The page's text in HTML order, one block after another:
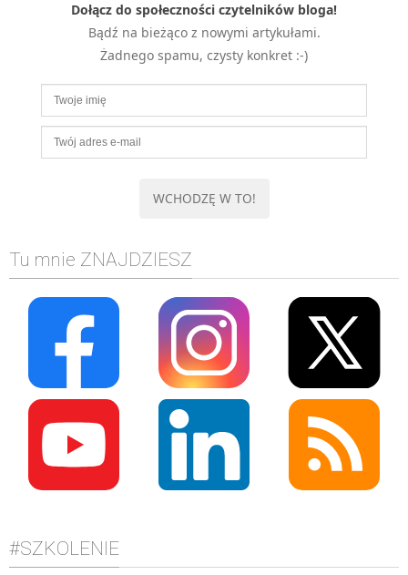
MOBILE
Android
BAZY
TESTOWANIE
EXCEL
WYDARZENIA
PO GODZINACH
KONTAKT
Dołącz do społeczności czytelników bloga!
Bądź na bieżąco z nowymi artykułami.
Żadnego spamu, czysty konkret :-)
Tu mnie ZNAJDZIESZ
#SZKOLENIE